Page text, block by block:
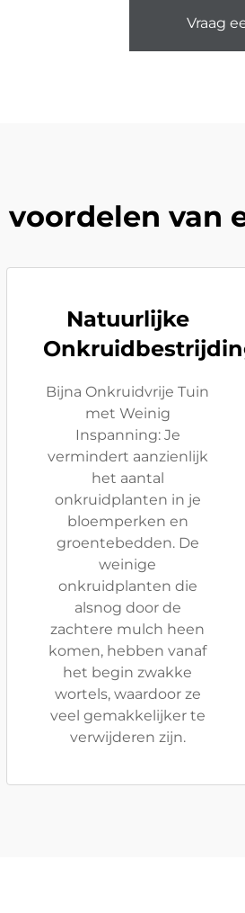
Vraag
voordelen van
Natuurlijke
Bijna Onkruidvrije Tuin
met Weinig
Inspanning: Je
vermindert aanzienlijk
het aantal
onkruidplanten in je
bloemperken en
groentebedden. De
weinige
onkruidplanten die
alsnog door de
zachtere mulch heen
komen, hebben vanaf
het begin zwakke
wortels, waardoor ze
veel gemakkelijker te
verwijderen zijn.